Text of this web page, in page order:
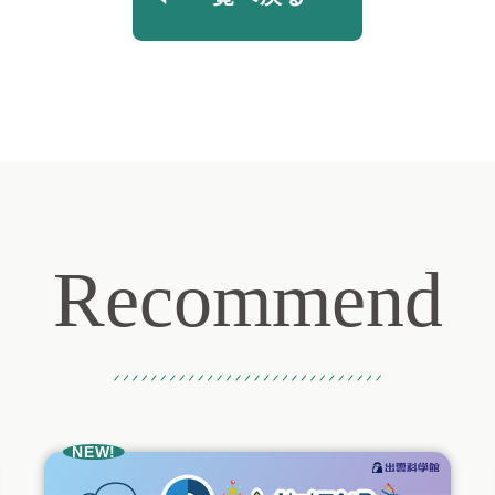
Recommend
NEW!